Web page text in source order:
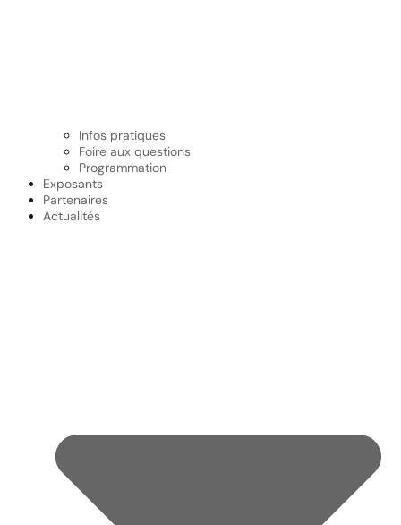
Infos pratiques
Foire aux questions
Programmation
Exposants
Partenaires
Actualités